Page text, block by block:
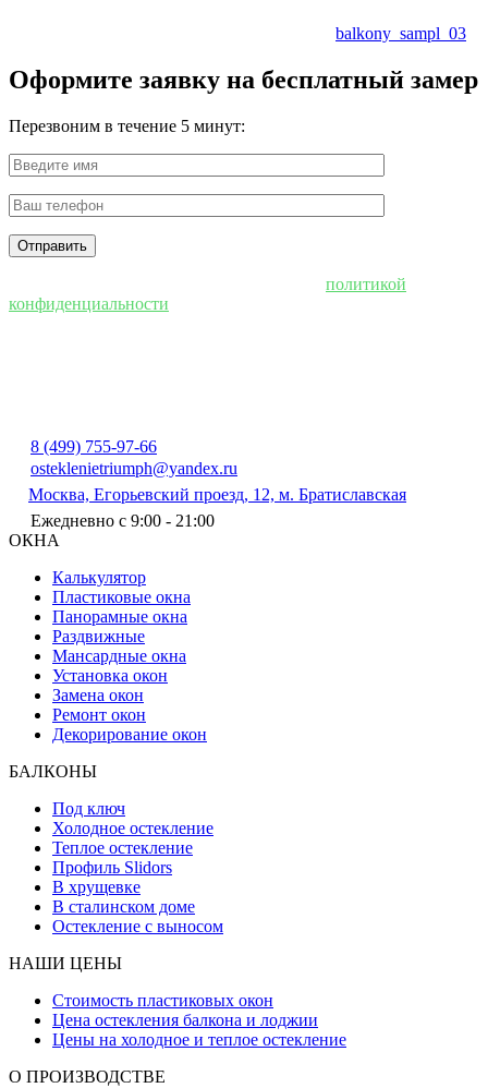
balkony_sampl_03
Оформите заявку на бесплатный замер
Перезвоним в течение 5 минут:
политикой
конфиденциальности
8 (499) 755-97-66
osteklenietriumph@yandex.ru
Москва, Егорьевский проезд, 12, м. Братиславская
Ежедневно с 9:00 - 21:00
ОКНА
Калькулятор
Пластиковые окна
Панорамные окна
Раздвижные
Мансардные окна
Установка окон
Замена окон
Ремонт окон
Декорирование окон
БАЛКОНЫ
Под ключ
Холодное остекление
Теплое остекление
Профиль Slidors
В хрущевке
В сталинском доме
Остекление с выносом
НАШИ ЦЕНЫ
Стоимость пластиковых окон
Цена остекления балкона и лоджии
Цены на холодное и теплое остекление
О ПРОИЗВОДСТВЕ